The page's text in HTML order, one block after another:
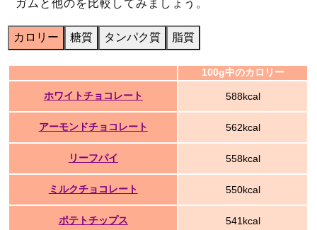
ガムと他のを比較してみましょう。
カロリー 糖質 タンパク質 脂質
100g中のカロリー
ホワイトチョコレート 588kcal
アーモンドチョコレート 562kcal
リーフパイ 558kcal
ミルクチョコレート 550kcal
ポテトチップス 541kcal